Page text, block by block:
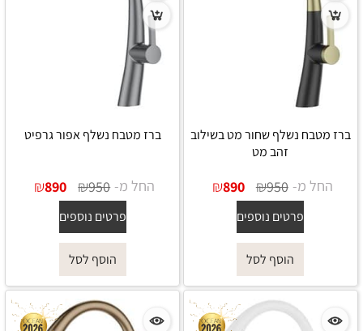
ברז מטבח נשלף שחור מט בשילוב
זהב מט
החל מ- ₪950
₪890
פרטים נוספים
הוסף לסל
ברז מטבח נשלף אפור גרפיט
החל מ- ₪950
₪890
פרטים נוספים
הוסף לסל